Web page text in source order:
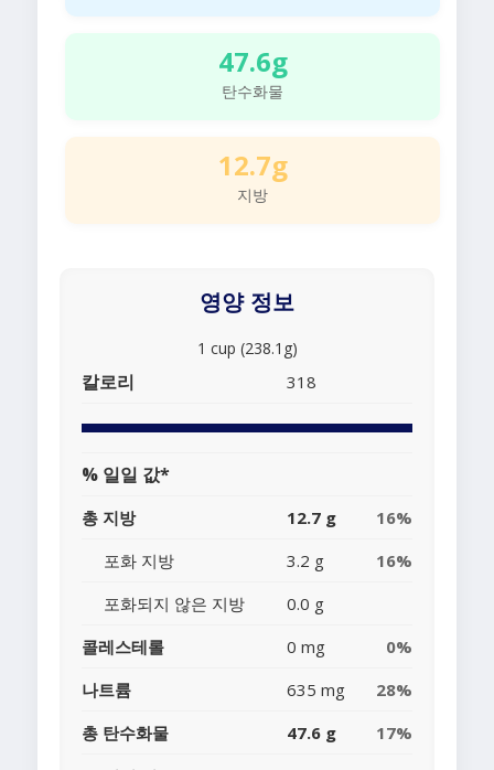
47.6g
탄수화물
12.7g
지방
영양 정보
1 cup (238.1g)
칼로리 318
% 일일 값*
총 지방 12.7 g
16%
포화 지방
3.2 g
16%
포화되지 않은 지방
0.0 g
콜레스테롤
0 mg
0%
나트륨
635 mg
28%
총 탄수화물
47.6 g
17%